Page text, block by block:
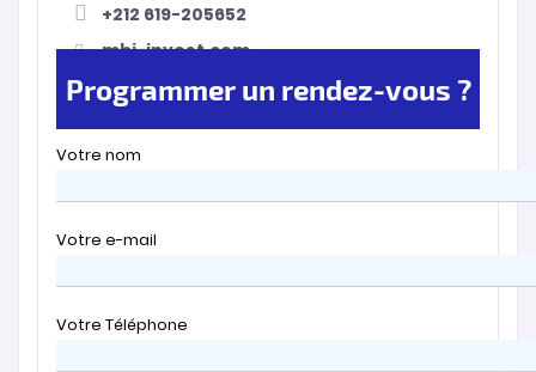
+212 619-205652
mbi-invest.com
Programmer un rendez-vous ?
Votre nom
Votre e-mail
Votre Téléphone